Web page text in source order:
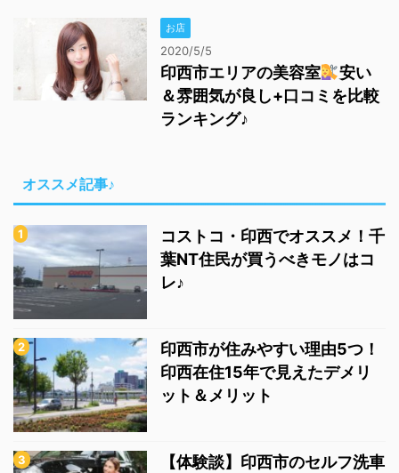
お店
2020/5/5
印西市エリアの美容室
安い
＆雰囲気が良し+口コミを比較
ランキング♪
オススメ記事♪
コストコ・印西でオススメ！千
葉NT住民が買うべきモノはコ
レ♪
印西市が住みやすい理由5つ！
印西在住15年で見えたデメリ
ット＆メリット
【体験談】印西市のセルフ洗車